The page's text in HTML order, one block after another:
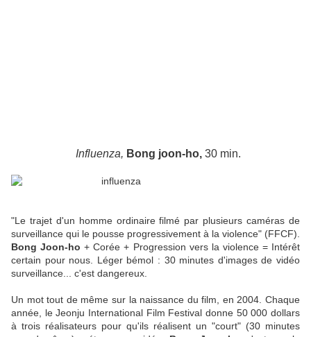
Influenza, Bong joon-ho, 30 min.
"Le trajet d'un homme ordinaire filmé par plusieurs caméras de
surveillance qui le pousse progressivement à la violence" (FFCF).
Bong Joon-ho + Corée + Progression vers la violence = Intérêt
certain pour nous. Léger bémol : 30 minutes d'images de vidéo
surveillance... c'est dangereux.
Un mot tout de même sur la naissance du film, en 2004. Chaque
année, le Jeonju International Film Festival donne 50 000 dollars
à trois réalisateurs pour qu'ils réalisent un "court" (30 minutes